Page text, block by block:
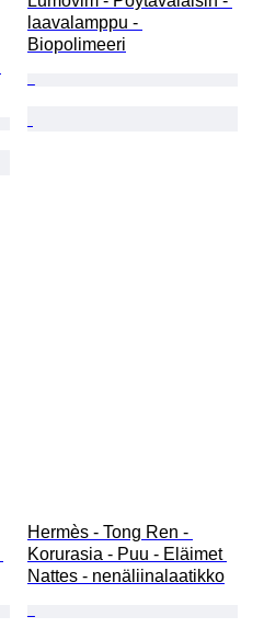
laavalamppu -
Biopolimeeri
Hermès - Tong Ren -
Korurasia - Puu - Eläimet
Nattes - nenäliinalaatikko